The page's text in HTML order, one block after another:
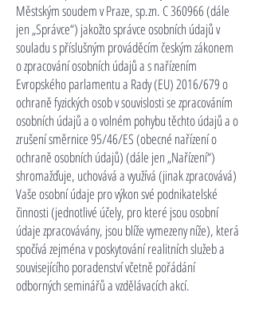
Městským soudem v Praze, sp.zn. C 360966 (dále
jen „Správce“) jakožto správce osobních údajů v
souladu s příslušným prováděcím českým zákonem
o zpracování osobních údajů a s nařízením
Evropského parlamentu a Rady (EU) 2016/679 o
ochraně fyzických osob v souvislosti se zpracováním
osobních údajů a o volném pohybu těchto údajů a o
zrušení směrnice 95/46/ES (obecné nařízení o
ochraně osobních údajů) (dále jen „Nařízení“)
shromažďuje, uchovává a využívá (jinak zpracovává)
Vaše osobní údaje pro výkon své podnikatelské
činnosti (jednotlivé účely, pro které jsou osobní
údaje zpracovávány, jsou blíže vymezeny níže), která
spočívá zejména v poskytování realitních služeb a
souvisejícího poradenství včetně pořádání
odborných seminářů a vzdělávacích akcí.